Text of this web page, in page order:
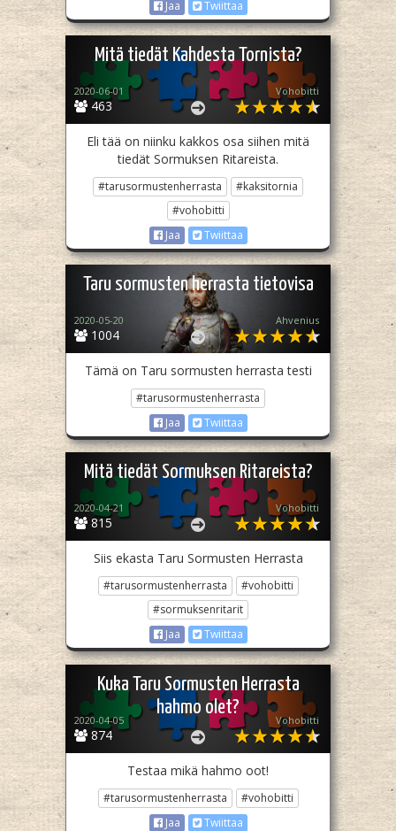
Jaa Twiittaa
Mitä tiedät Kahdesta Tornista?
463
2020-06-01 Vohobitti
Eli tää on niinku kakkos osa siihen mitä
tiedät Sormuksen Ritareista.
#tarusormustenherrasta
#kaksitornia
#vohobitti
Jaa
Twiittaa
Taru sormusten herrasta tietovisa
1004
2020-05-20 Ahvenius
Tämä on Taru sormusten herrasta testi
#tarusormustenherrasta
Jaa
Twiittaa
Mitä tiedät Sormuksen Ritareista?
815
2020-04-21 Vohobitti
Siis ekasta Taru Sormusten Herrasta
#tarusormustenherrasta
#vohobitti
#sormuksenritarit
Jaa
Twiittaa
Kuka Taru Sormusten Herrasta
hahmo olet?
874
2020-04-05 Vohobitti
Testaa mikä hahmo oot!
#tarusormustenherrasta
#vohobitti
Jaa
Twiittaa